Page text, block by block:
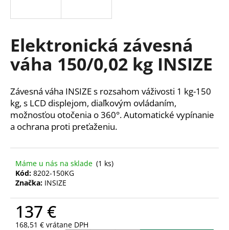
Elektronická závesná
váha 150/0,02 kg INSIZE
Závesná váha INSIZE s rozsahom váživosti 1 kg-150
kg, s LCD displejom, diaľkovým ovládaním,
možnosťou otočenia o 360°.Automatické vypínanie
a ochrana proti preťaženiu.
Máme u nás na sklade (1 ks)
Kód: 8202-150KG
Značka: INSIZE
137 €
168,51 € vrátane DPH
s
ť
?
HĽADAŤ
O
d
p
o
ú